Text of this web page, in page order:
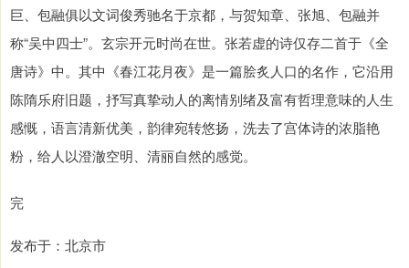
巨、包融俱以文词俊秀驰名于京都，与贺知章、张旭、包融并
称“吴中四士”。玄宗开元时尚在世。张若虚的诗仅存二首于《全
唐诗》中。其中《春江花月夜》是一篇脍炙人口的名作，它沿用
陈隋乐府旧题，抒写真挚动人的离情别绪及富有哲理意味的人生
感慨，语言清新优美，韵律宛转悠扬，洗去了宫体诗的浓脂艳
粉，给人以澄澈空明、清丽自然的感觉。
完
发布于：北京市